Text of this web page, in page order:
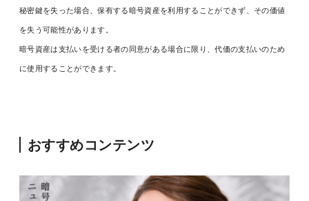
秘密鍵を失った場合、保有する暗号資産を利用することができず、その価値
を失う可能性があります。
暗号資産は支払いを受ける者の同意がある場合に限り、代価の支払いのため
に使用することができます。
おすすめコンテンツ